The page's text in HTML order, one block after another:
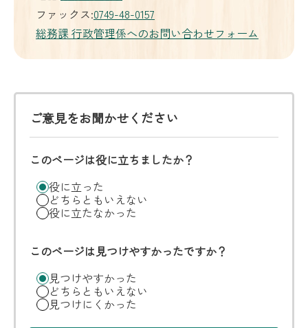
ファックス:0749-48-0157
総務課 行政管理係へのお問い合わせフォーム
ご意見をお聞かせください
このページは役に立ちましたか？
役に立った
どちらともいえない
役に立たなかった
このページは見つけやすかったですか？
見つけやすかった
どちらともいえない
見つけにくかった